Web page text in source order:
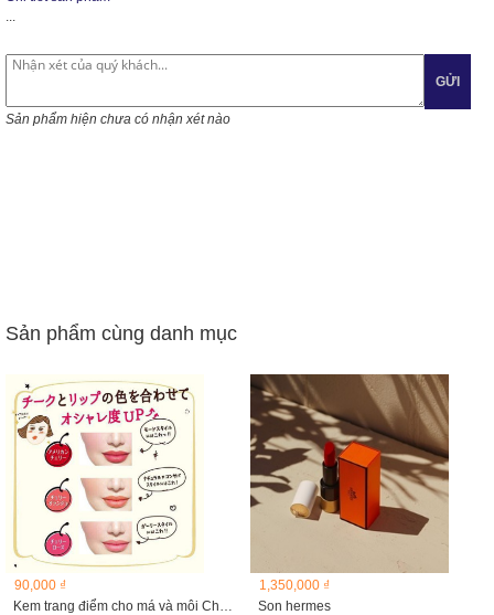
...
GỬI
Sản phẩm hiện chưa có nhận xét nào
Sản phẩm cùng danh mục
90,000 ₫
Kem trang điểm cho má và môi Cherry Bon Bon
1,350,000 ₫
Son hermes